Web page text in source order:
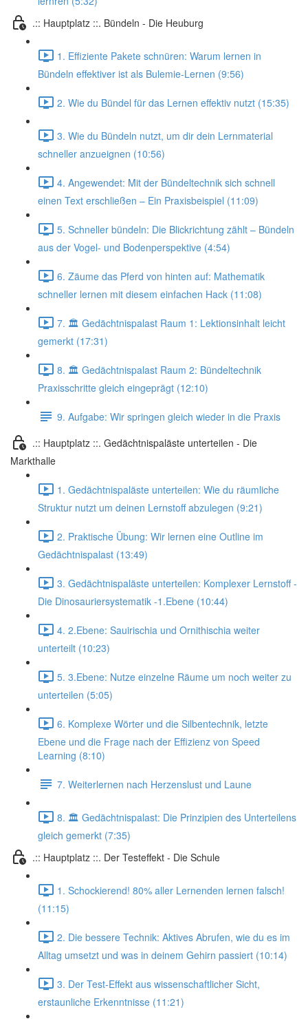
.:: Hauptplatz ::. Bündeln - Die Heuburg
1. Effiziente Pakete schnüren: Warum lernen in
Bündeln effektiver ist als Bulemie-Lernen (9:56)
2. Wie du Bündel für das Lernen effektiv nutzt (15:35)
3. Wie du Bündeln nutzt, um dir dein Lernmaterial
schneller anzueignen (10:56)
4. Angewendet: Mit der Bündeltechnik sich schnell
einen Text erschließen – Ein Praxisbeispiel (11:09)
5. Schneller bündeln: Die Blickrichtung zählt – Bündeln
aus der Vogel- und Bodenperspektive (4:54)
6. Zäume das Pferd von hinten auf: Mathematik
schneller lernen mit diesem einfachen Hack (11:08)
7. 🏛️ Gedächtnispalast Raum 1: Lektionsinhalt leicht
gemerkt (17:31)
8. 🏛️ Gedächtnispalast Raum 2: Bündeltechnik
Praxisschritte gleich eingeprägt (12:10)
9. Aufgabe: Wir springen gleich wieder in die Praxis
.:: Hauptplatz ::. Gedächtnispaläste unterteilen - Die
Markthalle
1. Gedächtnispaläste unterteilen: Wie du räumliche
Struktur nutzt um deinen Lernstoff abzulegen (9:21)
2. Praktische Übung: Wir lernen eine Outline im
Gedächtnispalast (13:49)
3. Gedächtnispaläste unterteilen: Komplexer Lernstoff -
Die Dinosauriersystematik -1.Ebene (10:44)
4. 2.Ebene: Sauirischia und Ornithischia weiter
unterteilt (10:23)
5. 3.Ebene: Nutze einzelne Räume um noch weiter zu
unterteilen (5:05)
6. Komplexe Wörter und die Silbentechnik, letzte
Ebene und die Frage nach der Effizienz von Speed
Learning (8:10)
7. Weiterlernen nach Herzenslust und Laune
8. 🏛️ Gedächtnispalast: Die Prinzipien des Unterteilens
gleich gemerkt (7:35)
.:: Hauptplatz ::. Der Testeffekt - Die Schule
1. Schockierend! 80% aller Lernenden lernen falsch!
(11:15)
2. Die bessere Technik: Aktives Abrufen, wie du es im
Alltag umsetzt und was in deinem Gehirn passiert (10:14)
3. Der Test-Effekt aus wissenschaftlicher Sicht,
erstaunliche Erkenntnisse (11:21)